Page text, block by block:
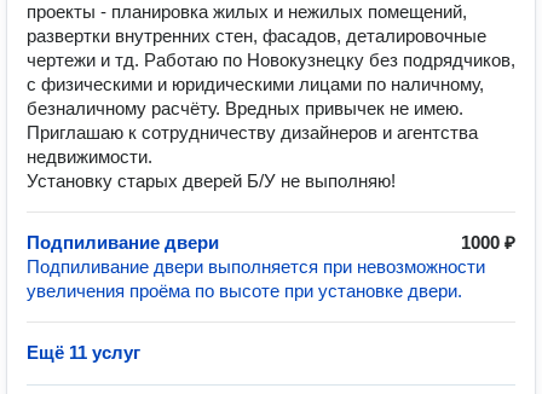
проекты - планировка жилых и нежилых помещений,
развертки внутренних стен, фасадов, деталировочные
чертежи и тд. Работаю по Новокузнецку без подрядчиков,
с физическими и юридическими лицами по наличному,
безналичному расчёту. Вредных привычек не имею.
Приглашаю к сотрудничеству дизайнеров и агентства
недвижимости.
Установку старых дверей Б/У не выполняю!
Подпиливание двери
1000 ₽
Подпиливание двери выполняется при невозможности
увеличения проёма по высоте при установке двери.
Ещё 11 услуг